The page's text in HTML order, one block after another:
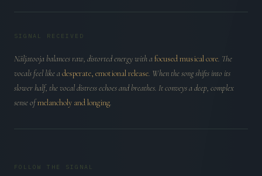
SIGNAL RECEIVED
Näljatooja balances raw, distorted energy with afocused musical core. The
vocals feel like adesperate, emotional release. When the song shifts into its
slower half, the vocal distress echoes and breathes. It conveys a deep, complex
sense ofmelancholy and longing.
FOLLOW THE SIGNAL